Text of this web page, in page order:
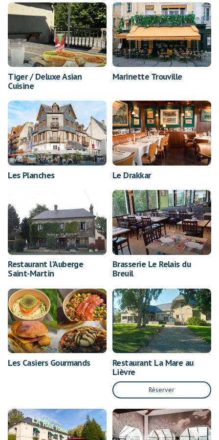
Tiger / Deluxe Asian
Cuisine
Marinette Trouville
Les Planches Le Drakkar
Restaurant l'Auberge
Saint-Martin
Brasserie Le Relais du
Breuil
Les Casiers Gourmands
Restaurant La Mare au
Lièvre
Réserver